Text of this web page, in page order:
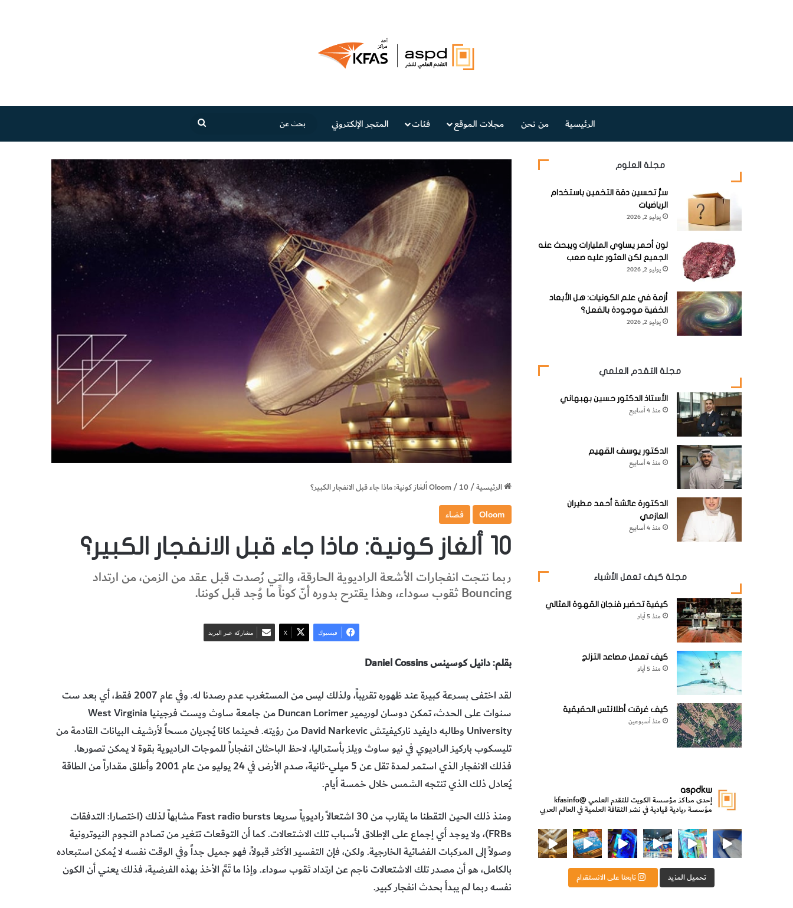
الرئيسية من نحن مجلات الموقع فئات المتجر الإلكتروني
عن
الرئيسية/
Oloom/10 ألغاز كونية: ماذا جاء قبل الانفجار الكبير؟
Oloom فضاء
10 ألغاز كونية: ماذا جاء قبل الانفجار الكبير؟
ربما نتجت انفجارات الأشعة الراديوية الحارقة، والتي رُصدت قبل عقد من الزمن، من ارتداد
Bouncing ثقوب سوداء، وهذا يقترح بدوره أنّ كوناً ما وُجد قبل كوننا.
فيسبوك ‫X مشاركة عبر البريد
بقلم: دانيل كوسينس Daniel Cossins
لقد اختفى بسرعة كبيرة عند ظهوره تقريباً، ولذلك ليس من المستغرب عدم رصدنا له. وفي عام 2007 فقط، أي بعد ست
سنوات على الحدث، تمكن دوسان لوريمير Duncan Lorimer من جامعة ساوث ويست فرجينيا West Virginia
University وطالبه دايفيد ناركيفيتش David Narkevic من رؤيته. فحينما كانا يُجريان مسحاً لأرشيف البيانات القادمة من
تليسكوب باركيز الراديوي في نيو ساوث ويلز بأستراليا، لاحظ الباحثان انفجاراً للموجات الراديوية بقوة لا يمكن تصورها.
فذلك الانفجار الذي استمر لمدة تقل عن 5 ميلي-ثانية، صدم الأرض في 24 يوليو من عام 2001 وأطلق مقداراً من الطاقة
يُعادل ذلك الذي تنتجه الشمس خلال خمسة أيام.
ومنذ ذلك الحين التقطنا ما يقارب من 30 اشتعالاً راديوياً سريعا Fast radio bursts مشابهاً لذلك (اختصارا: التدفقات
FRBs)، ولا يوجد أي إجماع على الإطلاق لأسباب تلك الاشتعالات. كما أن التوقعات تتغير من تصادم النجوم النيوترونية
وصولاً إلى المركبات الفضائية الخارجية. ولكن، فإن التفسير الأكثر قبولاً، فهو جميل جداً وفي الوقت نفسه لا يُمكن استبعاده
بالكامل، هو أن مصدر تلك الاشتعالات ناجم عن ارتداد ثقوب سوداء. وإذا ما تَمَّ الأخذ بهذه الفرضية، فذلك يعني أن الكون
نفسه ربما لم يبدأ بحدث انفجار كبير.
مجلة العلوم
سرُّ تحسين دقة التخمين باستخدام
الرياضيات
يوليو 2, 2026
لون أحمر يساوي المليارات ويبحث عنه
الجميع لكن العثور عليه صعب
يوليو 2, 2026
أزمة في علم الكونيات: هل الأبعاد
الخفية موجودة بالفعل؟
يوليو 2, 2026
مجلة التقدم العلمي
الأستاذ الدكتور حسين بهبهاني
منذ 4 أسابيع
الدكتور يوسف القهيم
منذ 4 أسابيع
الدكتورة عائشة أحمد مطيران
العازمي
منذ 4 أسابيع
مجلة كيف تعمل الأشياء
كيفية تحضير فنجان القهوة المثالي
منذ 5 أيام
كيف تعمل مصاعد التزلج
منذ 5 أيام
كيف غرقت أطلانتس الحقيقية
منذ أسبوعين
aspdkw
إحدى مراكز مؤسسة الكويت للتقدم العلمي@kfasinfo
مؤسسة ريادية قيادية في نشر الثقافة العلمية في العالم العربي
ووزير الدولة لشؤون الش
من الأعماق نكتشف ومن الكتب نتعلّم⁨ رجعنا! ما كنّا بعيد! مجهزين لكم كل جديد!⁩
تحميل المزيد تابعنا على الانستقرام